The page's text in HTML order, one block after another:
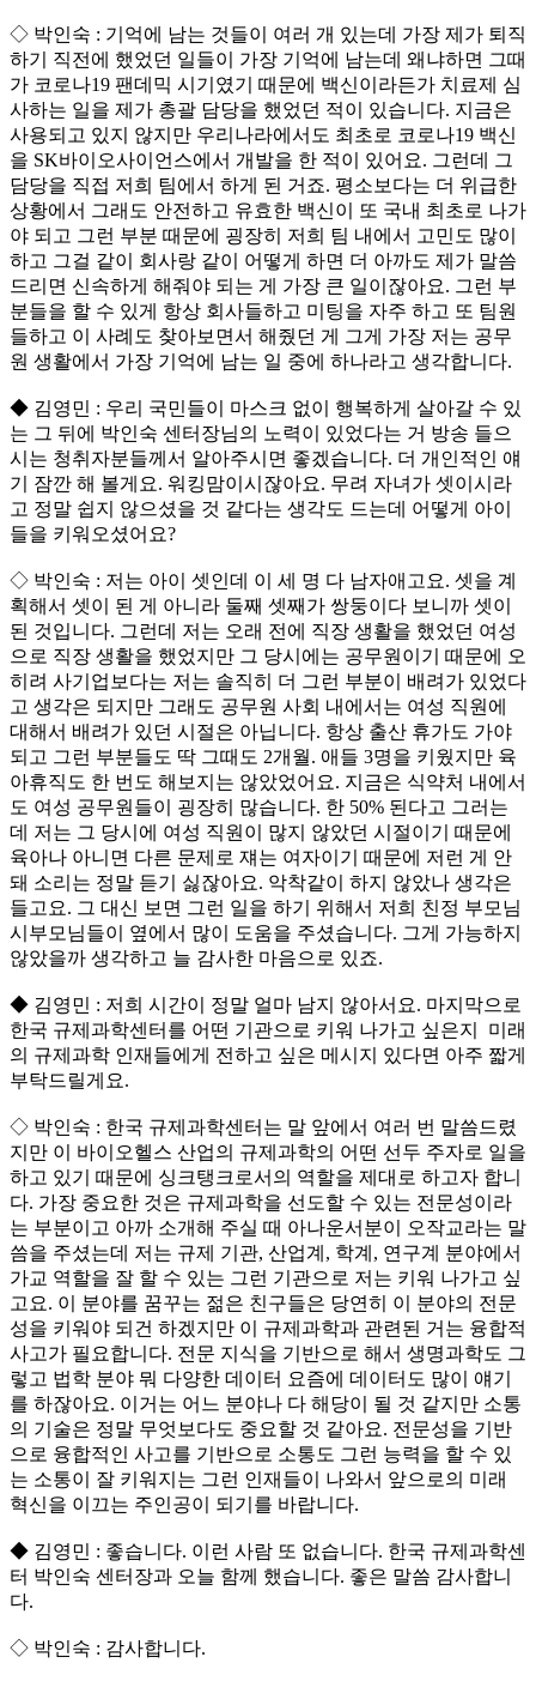
◇ 박인숙 : 기억에 남는 것들이 여러 개 있는데 가장 제가 퇴직
하기 직전에 했었던 일들이 가장 기억에 남는데 왜냐하면 그때
가 코로나19 팬데믹 시기였기 때문에 백신이라든가 치료제 심
사하는 일을 제가 총괄 담당을 했었던 적이 있습니다. 지금은
사용되고 있지 않지만 우리나라에서도 최초로 코로나19 백신
을 SK바이오사이언스에서 개발을 한 적이 있어요. 그런데 그
담당을 직접 저희 팀에서 하게 된 거죠. 평소보다는 더 위급한
상황에서 그래도 안전하고 유효한 백신이 또 국내 최초로 나가
야 되고 그런 부분 때문에 굉장히 저희 팀 내에서 고민도 많이
하고 그걸 같이 회사랑 같이 어떻게 하면 더 아까도 제가 말씀
드리면 신속하게 해줘야 되는 게 가장 큰 일이잖아요. 그런 부
분들을 할 수 있게 항상 회사들하고 미팅을 자주 하고 또 팀원
들하고 이 사례도 찾아보면서 해줬던 게 그게 가장 저는 공무
원 생활에서 가장 기억에 남는 일 중에 하나라고 생각합니다.
◆ 김영민 : 우리 국민들이 마스크 없이 행복하게 살아갈 수 있
는 그 뒤에 박인숙 센터장님의 노력이 있었다는 거 방송 들으
시는 청취자분들께서 알아주시면 좋겠습니다. 더 개인적인 얘
기 잠깐 해 볼게요. 워킹맘이시잖아요. 무려 자녀가 셋이시라
고 정말 쉽지 않으셨을 것 같다는 생각도 드는데 어떻게 아이
들을 키워오셨어요?
◇ 박인숙 : 저는 아이 셋인데 이 세 명 다 남자애고요. 셋을 계
획해서 셋이 된 게 아니라 둘째 셋째가 쌍둥이다 보니까 셋이
된 것입니다. 그런데 저는 오래 전에 직장 생활을 했었던 여성
으로 직장 생활을 했었지만 그 당시에는 공무원이기 때문에 오
히려 사기업보다는 저는 솔직히 더 그런 부분이 배려가 있었다
고 생각은 되지만 그래도 공무원 사회 내에서는 여성 직원에
대해서 배려가 있던 시절은 아닙니다. 항상 출산 휴가도 가야
되고 그런 부분들도 딱 그때도 2개월. 애들 3명을 키웠지만 육
아휴직도 한 번도 해보지는 않았었어요. 지금은 식약처 내에서
도 여성 공무원들이 굉장히 많습니다. 한 50% 된다고 그러는
데 저는 그 당시에 여성 직원이 많지 않았던 시절이기 때문에
육아나 아니면 다른 문제로 쟤는 여자이기 때문에 저런 게 안
돼 소리는 정말 듣기 싫잖아요. 악착같이 하지 않았나 생각은
들고요. 그 대신 보면 그런 일을 하기 위해서 저희 친정 부모님
시부모님들이 옆에서 많이 도움을 주셨습니다. 그게 가능하지
않았을까 생각하고 늘 감사한 마음으로 있죠.
◆ 김영민 : 저희 시간이 정말 얼마 남지 않아서요. 마지막으로
한국 규제과학센터를 어떤 기관으로 키워 나가고 싶은지 미래
의 규제과학 인재들에게 전하고 싶은 메시지 있다면 아주 짧게
부탁드릴게요.
◇ 박인숙 : 한국 규제과학센터는 말 앞에서 여러 번 말씀드렸
지만 이 바이오헬스 산업의 규제과학의 어떤 선두 주자로 일을
하고 있기 때문에 싱크탱크로서의 역할을 제대로 하고자 합니
다. 가장 중요한 것은 규제과학을 선도할 수 있는 전문성이라
는 부분이고 아까 소개해 주실 때 아나운서분이 오작교라는 말
씀을 주셨는데 저는 규제 기관, 산업계, 학계, 연구계 분야에서
가교 역할을 잘 할 수 있는 그런 기관으로 저는 키워 나가고 싶
고요. 이 분야를 꿈꾸는 젊은 친구들은 당연히 이 분야의 전문
성을 키워야 되건 하겠지만 이 규제과학과 관련된 거는 융합적
사고가 필요합니다. 전문 지식을 기반으로 해서 생명과학도 그
렇고 법학 분야 뭐 다양한 데이터 요즘에 데이터도 많이 얘기
를 하잖아요. 이거는 어느 분야나 다 해당이 될 것 같지만 소통
의 기술은 정말 무엇보다도 중요할 것 같아요. 전문성을 기반
으로 융합적인 사고를 기반으로 소통도 그런 능력을 할 수 있
는 소통이 잘 키워지는 그런 인재들이 나와서 앞으로의 미래
혁신을 이끄는 주인공이 되기를 바랍니다.
◆ 김영민 : 좋습니다. 이런 사람 또 없습니다. 한국 규제과학센
터 박인숙 센터장과 오늘 함께 했습니다. 좋은 말씀 감사합니
다.
◇ 박인숙 : 감사합니다.